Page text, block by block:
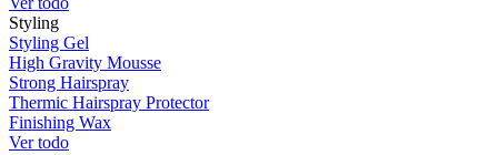
Styling
Styling Gel
High Gravity Mousse
Strong Hairspray
Thermic Hairspray Protector
Finishing Wax
Ver todo